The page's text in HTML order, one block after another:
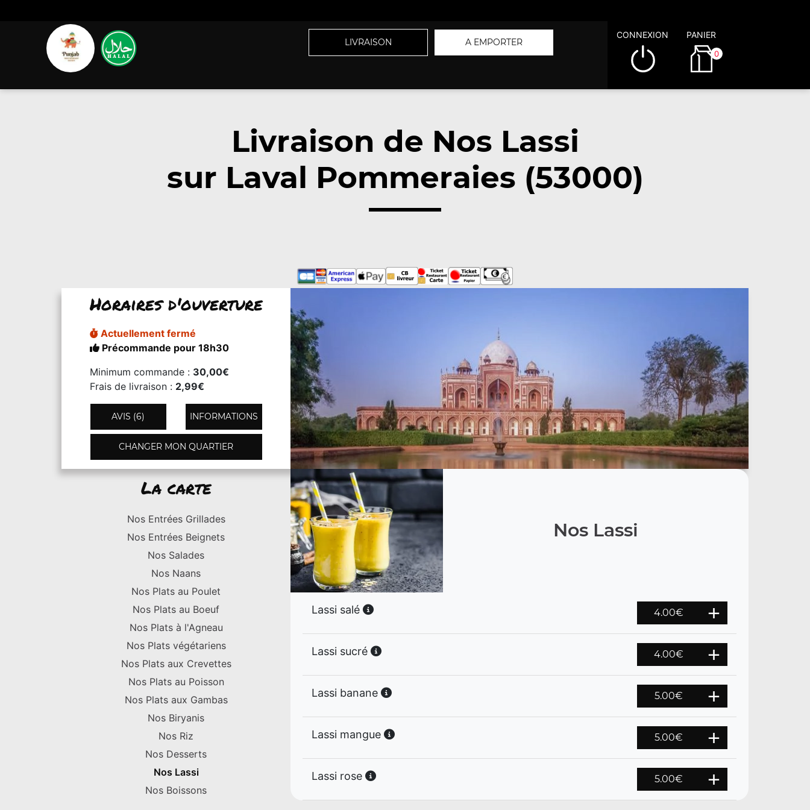
LIVRAISON A EMPORTER
CONNEXION PANIER
0
Livraison de Nos Lassi
sur Laval Pommeraies (53000)
Horaires d'ouverture
Actuellement fermé
Précommande pour 18h30
Minimum commande : 30,00€
Frais de livraison : 2,99€
AVIS (6) INFORMATIONS
CHANGER MON QUARTIER
La carte
Nos Entrées Grillades
Nos Entrées Beignets
Nos Salades
Nos Naans
Nos Plats au Poulet
Nos Plats au Boeuf
Nos Plats à l'Agneau
Nos Plats végétariens
Nos Plats aux Crevettes
Nos Plats au Poisson
Nos Plats aux Gambas
Nos Biryanis
Nos Riz
Nos Desserts
Nos Lassi
Nos Boissons
Nos Lassi
Lassi salé 4.00€
Lassi sucré 4.00€
Lassi banane 5.00€
Lassi mangue 5.00€
Lassi rose 5.00€